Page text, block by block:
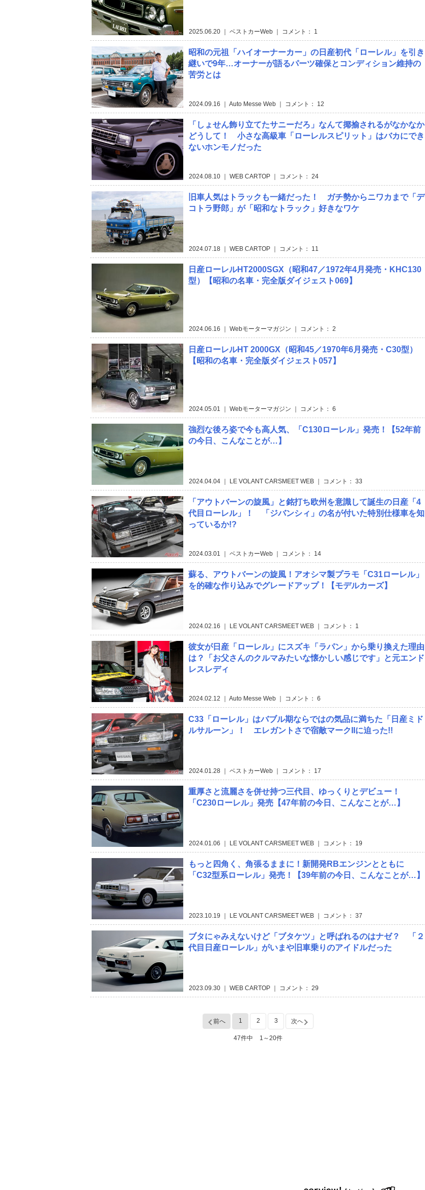
2025.06.20 ｜ ベストカーWeb ｜ コメント： 1
昭和の元祖「ハイオーナーカー」の日産初代「ローレル」を引き
継いで9年…オーナーが語るパーツ確保とコンディション維持の
苦労とは
2024.09.16 ｜ Auto Messe Web ｜ コメント： 12
「しょせん飾り立てたサニーだろ」なんて揶揄されるがなかなか
どうして！ 小さな高級車「ローレルスピリット」はバカにでき
ないホンモノだった
2024.08.10 ｜ WEB CARTOP ｜ コメント： 24
旧車人気はトラックも一緒だった！ ガチ勢からニワカまで「デ
コトラ野郎」が「昭和なトラック」好きなワケ
2024.07.18 ｜ WEB CARTOP ｜ コメント： 11
日産ローレルHT2000SGX（昭和47／1972年4月発売・KHC130
型）【昭和の名車・完全版ダイジェスト069】
2024.06.16 ｜ Webモーターマガジン ｜ コメント： 2
日産ローレルHT 2000GX（昭和45／1970年6月発売・C30型）
【昭和の名車・完全版ダイジェスト057】
2024.05.01 ｜ Webモーターマガジン ｜ コメント： 6
強烈な後ろ姿で今も高人気、「C130ローレル」発売！【52年前
の今日、こんなことが…】
2024.04.04 ｜ LE VOLANT CARSMEET WEB ｜ コメント： 33
「アウトバーンの旋風」と銘打ち欧州を意識して誕生の日産「4
代目ローレル」！ 「ジバンシィ」の名が付いた特別仕様車を知
っているか!?
2024.03.01 ｜ ベストカーWeb ｜ コメント： 14
蘇る、アウトバーンの旋風！アオシマ製プラモ「C31ローレル」
を的確な作り込みでグレードアップ！【モデルカーズ】
2024.02.16 ｜ LE VOLANT CARSMEET WEB ｜ コメント： 1
彼女が日産「ローレル」にスズキ「ラパン」から乗り換えた理由
は？「お父さんのクルマみたいな懐かしい感じです」と元エンド
レスレディ
2024.02.12 ｜ Auto Messe Web ｜ コメント： 6
C33「ローレル」はバブル期ならではの気品に満ちた「日産ミド
ルサルーン」！ エレガントさで宿敵マークIIに迫った!!
2024.01.28 ｜ ベストカーWeb ｜ コメント： 17
重厚さと流麗さを併せ持つ三代目、ゆっくりとデビュー！
「C230ローレル」発売【47年前の今日、こんなことが…】
2024.01.06 ｜ LE VOLANT CARSMEET WEB ｜ コメント： 19
もっと四角く、角張るままに！新開発RBエンジンとともに
「C32型系ローレル」発売！【39年前の今日、こんなことが…】
2023.10.19 ｜ LE VOLANT CARSMEET WEB ｜ コメント： 37
ブタにゃみえないけど「ブタケツ」と呼ばれるのはナゼ？ 「２
代目日産ローレル」がいまや旧車乗りのアイドルだった
2023.09.30 ｜ WEB CARTOP ｜ コメント： 29
前へ 1 2 3 次へ
47件中 1～20件